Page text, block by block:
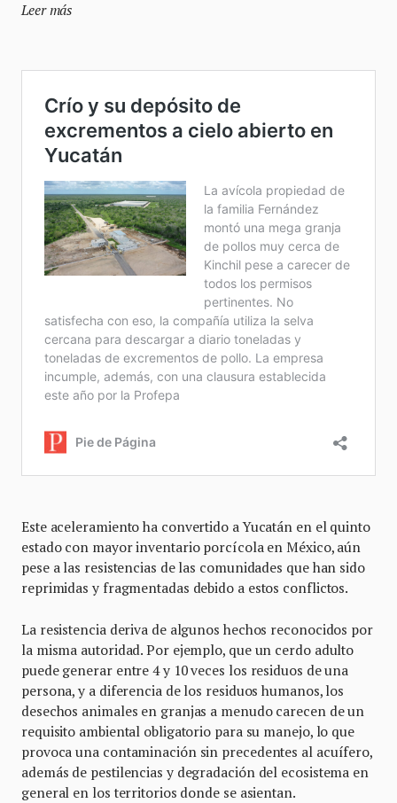
Leer más
Este aceleramiento ha convertido a Yucatán en el quinto
estado con mayor inventario porcícola en México, aún
pese a las resistencias de las comunidades que han sido
reprimidas y fragmentadas debido a estos conflictos.
La resistencia deriva de algunos hechos reconocidos por
la misma autoridad. Por ejemplo, que un cerdo adulto
puede generar entre 4 y 10 veces los residuos de una
persona, y a diferencia de los residuos humanos, los
desechos animales en granjas a menudo carecen de un
requisito ambiental obligatorio para su manejo, lo que
provoca una contaminación sin precedentes al acuífero,
además de pestilencias y degradación del ecosistema en
general en los territorios donde se asientan.